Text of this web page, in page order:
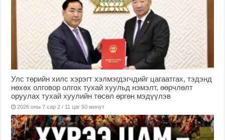
Улс төрийн хилс хэрэгт хэлмэгдэгчдийг цагаатгах, тэдэнд
нөхөх олговор олгох тухай хуульд нэмэлт, өөрчлөлт
оруулах тухай хуулийн төсөл өргөн мэдүүлэв
2026 оны 7 сар 2 / 11 цаг 50 минут